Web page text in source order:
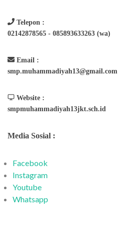
Telepon :
02142878565 - 085893633263 (wa)
Email :
smp.muhammadiyah13@gmail.com
Website :
smpmuhammadiyah13jkt.sch.id
Media Sosial :
Facebook
Instagram
Youtube
Whatsapp